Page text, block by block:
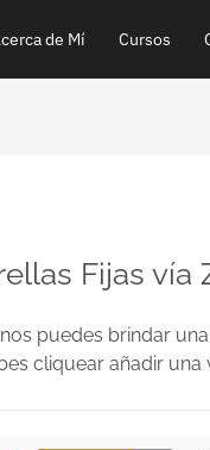
de Mí Cursos
Fijas vía
puedes brindar
cliquear añadir una